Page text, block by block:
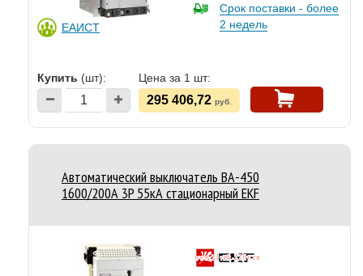
ЕАИСТ
Срок поставки - более
2 недель
Купить (шт): Цена за 1 шт:
295 406,72 руб.
Автоматический выключатель ВА-450
1600/200А 3P 55кА стационарный EKF